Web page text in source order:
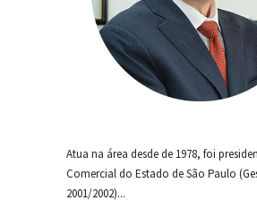
Atua na área desde de 1978, foi
Comercial do Estado de São Paulo
2001/2002)...